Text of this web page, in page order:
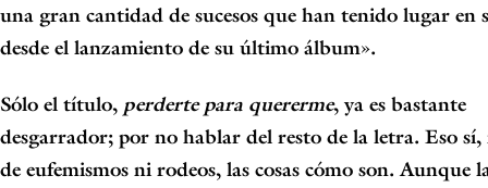
una gran cantidad de sucesos que han tenido lugar en
desde el lanzamiento de su último álbum».
Sólo el título, perderte para quererme, ya es bastante
desgarrador; por no hablar del resto de la letra. Eso sí,
de eufemismos ni rodeos, las cosas cómo son. Aunque